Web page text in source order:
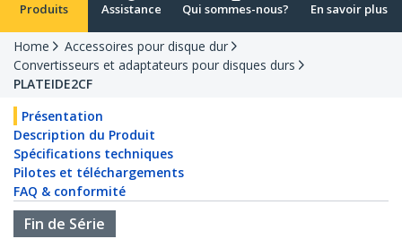
Produits Assistance Qui sommes-nous? En savoir plus
Home
Accessoires pour disque dur
Convertisseurs et adaptateurs pour disques durs
PLATEIDE2CF
Présentation
Description du Produit
Spécifications techniques
Pilotes et téléchargements
FAQ & conformité
Fin de Série